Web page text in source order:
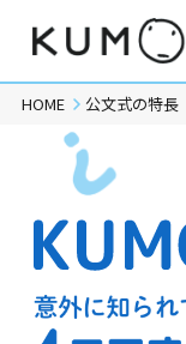
HOME 公文式の特長